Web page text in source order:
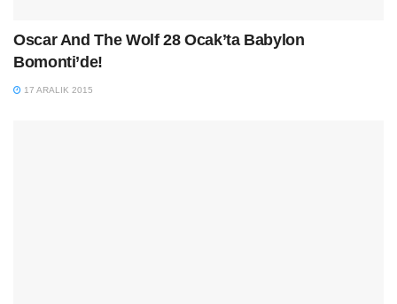
Oscar And The Wolf 28 Ocak’ta Babylon
Bomonti’de!
17 ARALIK 2015